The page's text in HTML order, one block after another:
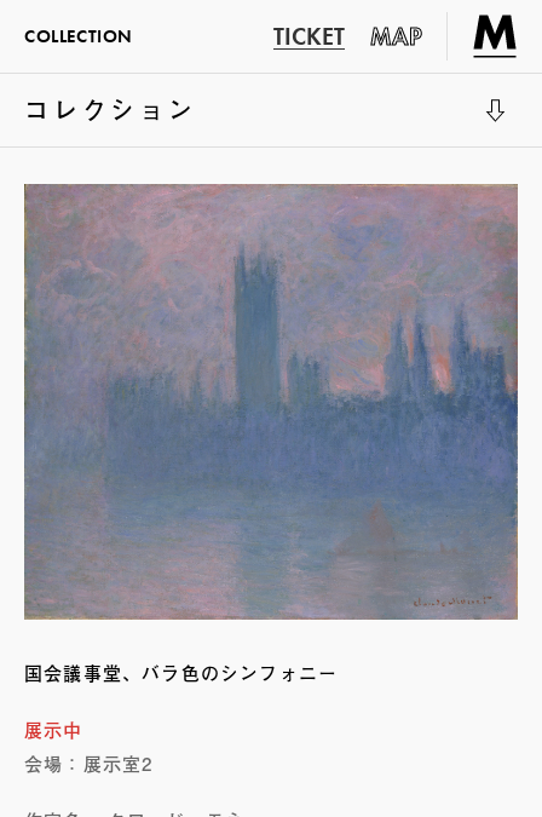
COLLECTION TICKET MAP
コレクション
展示室1
国会議事堂、バラ色のシンフォニー
展示中
会場：展示室2